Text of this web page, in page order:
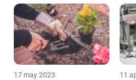
17 may 2023 11